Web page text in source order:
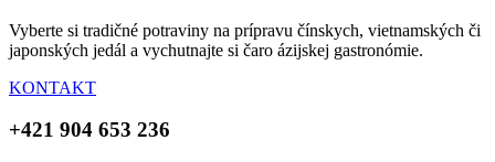
Vyberte si tradičné potraviny na prípravu čínskych, vietnamských či
japonských jedál a vychutnajte si čaro ázijskej gastronómie.
KONTAKT
+421 904 653 236